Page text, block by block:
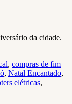
da cidade.
, compras de fim
, Natal Encantado,
elétricas,